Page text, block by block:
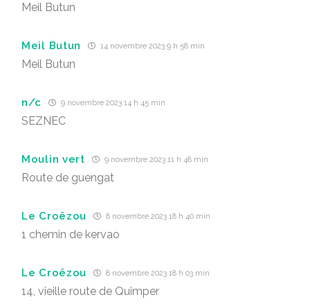
Meil Butun
Meil Butun 14 novembre 2023 9 h 58 min
Meil Butun
n/c 9 novembre 2023 14 h 45 min
SEZNEC
Moulin vert 9 novembre 2023 11 h 48 min
Route de guengat
Le Croëzou 8 novembre 2023 18 h 40 min
1 chemin de kervao
Le Croëzou 8 novembre 2023 18 h 03 min
14, vieille route de Quimper